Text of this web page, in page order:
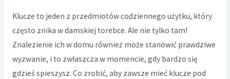
Klucze to jeden z przedmiotów codziennego użytku, który
często znika w damskiej torebce. Ale nie tylko tam!
Znalezienie ich w domu również może stanowić prawdziwe
wyzwanie, i to zwłaszcza w momencie, gdy bardzo się
gdzieś spieszysz. Co zrobić, aby zawsze mieć klucze pod